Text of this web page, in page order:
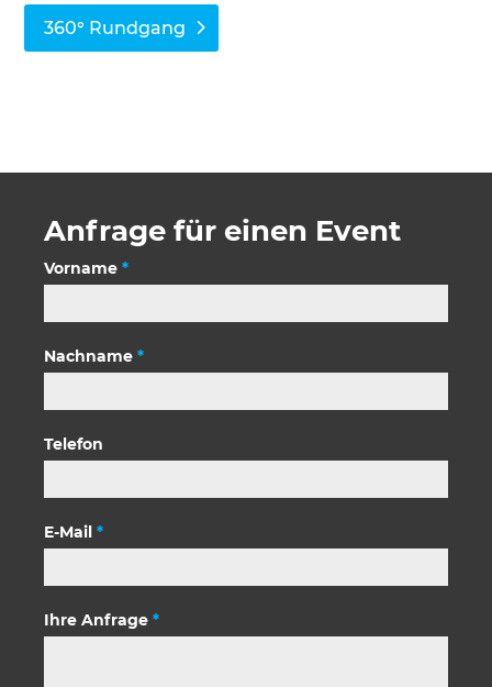
360° Rundgang
Anfrage für einen Event
Kontaktformular
Vorname *
Nachname *
Telefon
E-Mail *
Ihre Anfrage *